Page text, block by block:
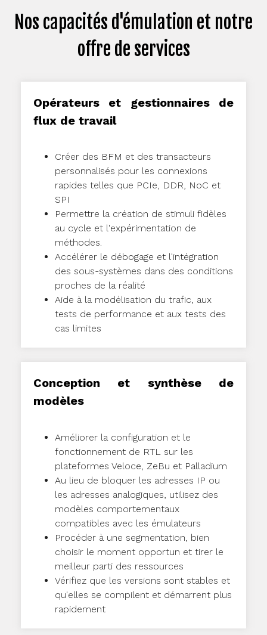
Nos capacités d'émulation et notre
offre de services
Opérateurs et gestionnaires de
flux de travail
Créer des BFM et des transacteurs
personnalisés pour les connexions
rapides telles que PCIe, DDR, NoC et
SPI
Permettre la création de stimuli fidèles
au cycle et l'expérimentation de
méthodes.
Accélérer le débogage et l'intégration
des sous-systèmes dans des conditions
proches de la réalité
Aide à la modélisation du trafic, aux
tests de performance et aux tests des
cas limites
Conception et synthèse de
modèles
Améliorer la configuration et le
fonctionnement de RTL sur les
plateformes Veloce, ZeBu et Palladium
Au lieu de bloquer les adresses IP ou
les adresses analogiques, utilisez des
modèles comportementaux
compatibles avec les émulateurs
Procéder à une segmentation, bien
choisir le moment opportun et tirer le
meilleur parti des ressources
Vérifiez que les versions sont stables et
qu'elles se compilent et démarrent plus
rapidement